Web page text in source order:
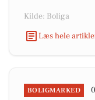
Kilde: Boliga
Læs hele
BOLIGMARKED